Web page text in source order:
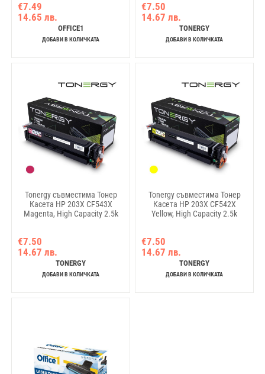
€7.49
14.65 лв.
OFFICE1
ДОБАВИ В КОЛИЧКАТА
€7.50
14.67 лв.
TONERGY
ДОБАВИ В КОЛИЧКАТА
Tonergy съвместима Тонер
Касета HP 203X CF543X
Magenta, High Capacity 2.5k
€7.50
14.67 лв.
TONERGY
ДОБАВИ В КОЛИЧКАТА
Tonergy съвместима Тонер
Касета HP 203X CF542X
Yellow, High Capacity 2.5k
€7.50
14.67 лв.
TONERGY
ДОБАВИ В КОЛИЧКАТА